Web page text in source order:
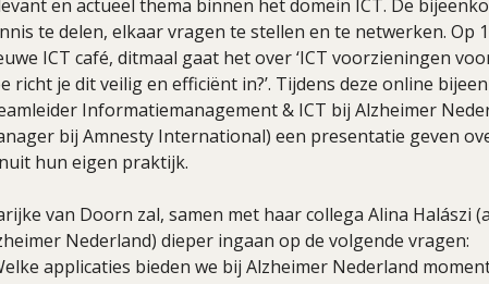
en actueel thema binnen het domein ICT. De
te delen, elkaar vragen te stellen en te netwerken. Op
ICT café, ditmaal gaat het over ‘ICT voorzieningen
richt je dit veilig en efficiënt in?’. Tijdens deze online
Informatiemanagement & ICT bij Alzheimer
bij Amnesty International) een presentatie geven
hun eigen praktijk.
van Doorn zal, samen met haar collega Alina Halászi
Nederland) dieper ingaan op de volgende vragen:
applicaties bieden we bij Alzheimer Nederland